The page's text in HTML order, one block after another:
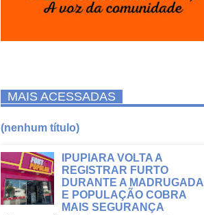
MAIS ACESSADAS
(nenhum título)
IPUPIARA VOLTA A
REGISTRAR FURTO
DURANTE A MADRUGADA
E POPULAÇÃO COBRA
MAIS SEGURANÇA